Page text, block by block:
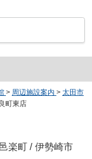
> 周辺施設案内 > 太田市
町東店
楽町 / 伊勢崎市